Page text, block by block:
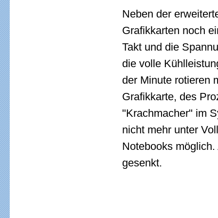
Neben der
Grafikkarten noch
Takt und die
die volle
der Minute rotieren
Grafikkarte, des
"Krachmacher" im
nicht mehr unter
Notebooks
gesenkt.